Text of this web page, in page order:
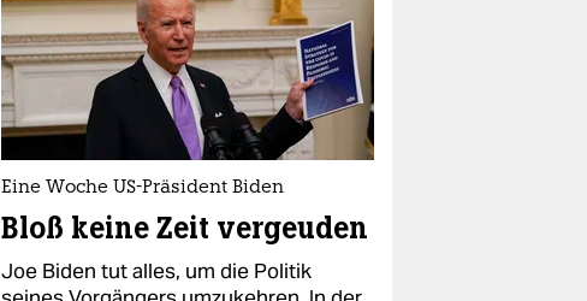
Eine Woche US-Präsident Biden
Bloß keine Zeit vergeuden
Joe Biden tut alles, um die Politik